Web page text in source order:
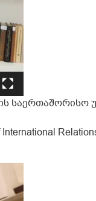
საერთაშორისო